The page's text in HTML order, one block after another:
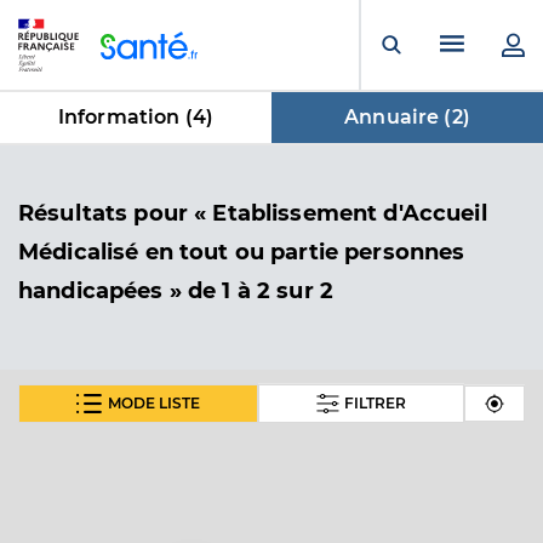
Ouvrir laMenu
Information (4) Annuaire (2)
Résultats dans Annuaire
pour « Etablissement d'Accueil
Médicalisé en tout ou partie personnes
handicapées »de 1 à 2 sur 2
MODE LISTE FILTRER